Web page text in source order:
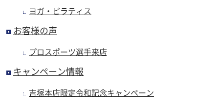
ヨガ・ピラティス
お客様の声
プロスポーツ選手来店
キャンペーン情報
吉塚本店限定令和記念キャンペーン